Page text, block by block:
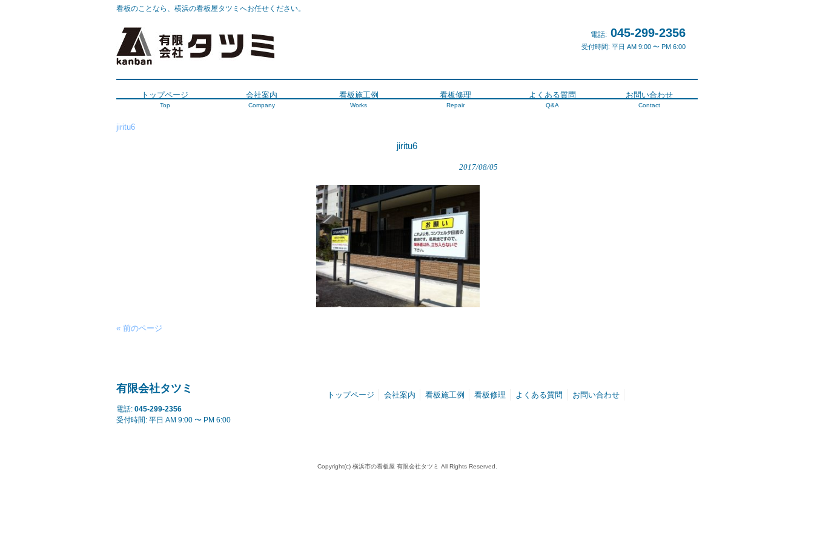
看板のことなら、横浜の看板屋タツミへお任せください。
電話: 045-299-2356
受付時間: 平日 AM 9:00 〜 PM 6:00
トップページ
Top
会社案内
Company
看板施工例
Works
看板修理
Repair
よくある質問
Q&A
お問い合わせ
Contact
jiritu6
jiritu6
2017/08/05
« 前のページ
有限会社タツミ
電話: 045-299-2356
受付時間: 平日 AM 9:00 〜 PM 6:00
トップページ 会社案内 看板施工例 看板修理 よくある質問 お問い合わせ
Copyright(c) 横浜市の看板屋 有限会社タツミ All Rights Reserved.